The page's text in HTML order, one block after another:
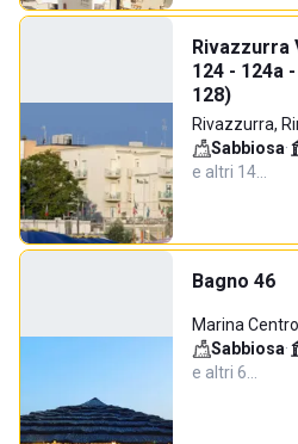
Rivazzurra
124 - 124a
128)
Rivazzurra,
Sabbiosa·
e altri 14…
Bagno 46
Marina
Sabbiosa·
e altri 6…